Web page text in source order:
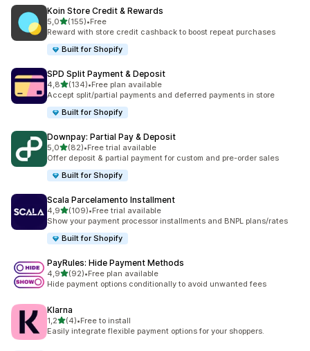
Koin Store Credit & Rewards
5,0de 5 estrelas
(155)
155 total de avaliações
•Free
Reward with store credit cashback to boost repeat purchases
Built for Shopify
SPD Split Payment & Deposit
4,8de 5 estrelas
(134)
134 total de avaliações
•Free plan available
Accept split/partial payments and deferred payments in store
Built for Shopify
Downpay: Partial Pay & Deposit
5,0de 5 estrelas
(82)
82 total de avaliações
•Free trial available
Offer deposit & partial payment for custom and pre-order sales
Built for Shopify
Scala Parcelamento Installment
4,9de 5 estrelas
(109)
109 total de avaliações
•Free trial available
Show your payment processor installments and BNPL plans/rates
Built for Shopify
PayRules: Hide Payment Methods
4,9de 5 estrelas
(92)
92 total de avaliações
•Free plan available
Hide payment options conditionally to avoid unwanted fees
Klarna
1,2de 5 estrelas
(4)
4 total de avaliações
•Free to install
Easily integrate flexible payment options for your shoppers.